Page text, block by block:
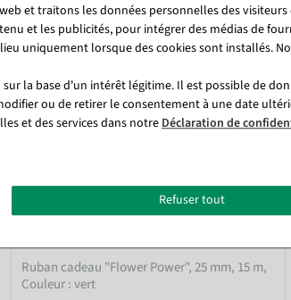
Ruban cadeau "Flower Power", 25 mm, 15 m,
Couleur : vert
et traitons les données personnelles des
et les publicités, pour intégrer des médias de
uniquement lorsque des cookies sont installés.
la base d'un intérêt légitime. Il est possible de
ou de retirer le consentement à une date
et des services dans notre Déclaration de
Refuser tout